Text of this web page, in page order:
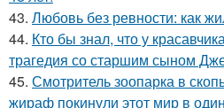
43. Любовь без ревности: как
44. Кто бы знал, что у
трагедия со старшим сыном
45. Смотритель зоопарка в
жираф покинули этот мир в